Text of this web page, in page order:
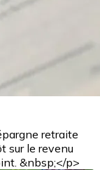
retraite
sur le revenu
&nbsp;</p>